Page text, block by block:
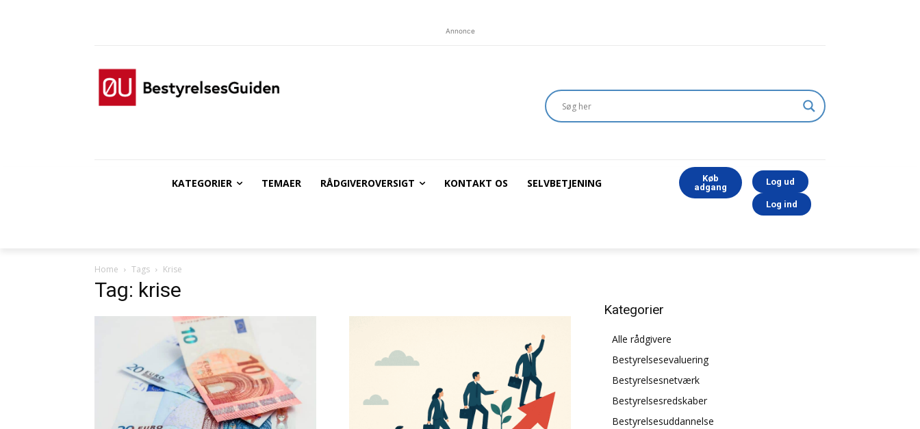
Annonce
KATEGORIER TEMAER RÅDGIVEROVERSIGT KONTAKT OS SELVBETJENING
Køb
adgang
Log ud
Log ind
Home Tags Krise
Tag: krise
Kategorier
Alle rådgivere
Bestyrelsesevaluering
Bestyrelsesnetværk
Bestyrelsesredskaber
Bestyrelsesuddannelse